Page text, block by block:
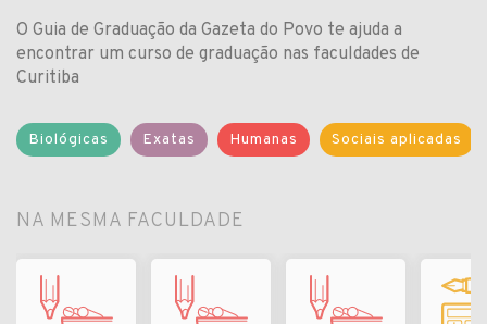
O Guia de Graduação da Gazeta do Povo te ajuda a
encontrar um curso de graduação nas faculdades de
Curitiba
Biológicas Exatas Humanas Sociais aplicadas
NA MESMA FACULDADE